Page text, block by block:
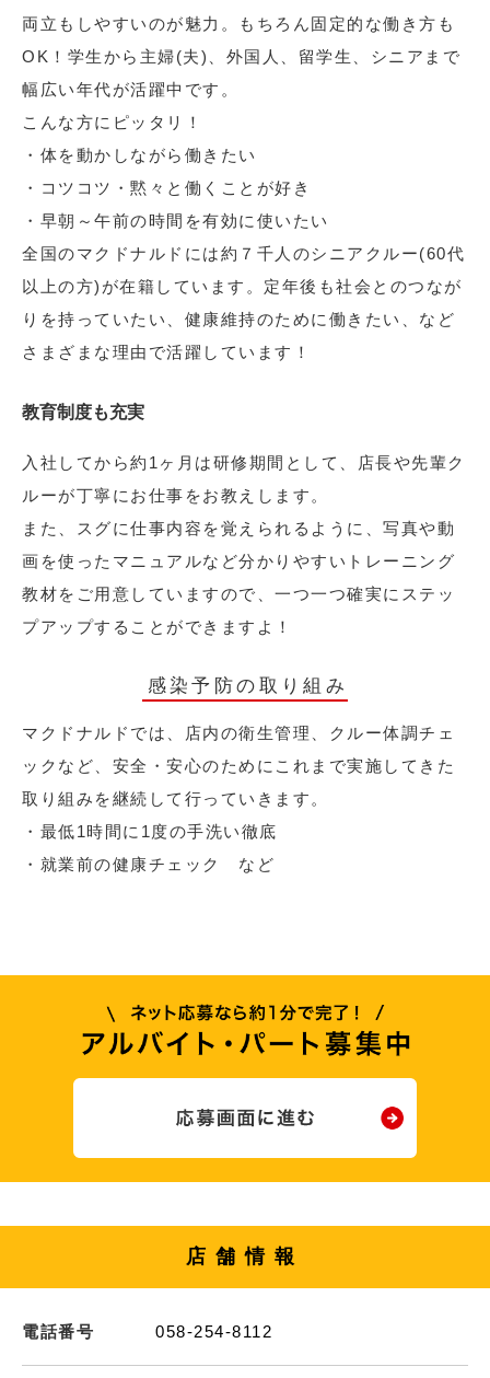
両立もしやすいのが魅力。もちろん固定的な働き方も
OK！学生から主婦(夫)、外国人、留学生、シニアまで
幅広い年代が活躍中です。
こんな方にピッタリ！
・体を動かしながら働きたい
・コツコツ・黙々と働くことが好き
・早朝～午前の時間を有効に使いたい
全国のマクドナルドには約７千人のシニアクルー(60代
以上の方)が在籍しています。定年後も社会とのつなが
りを持っていたい、健康維持のために働きたい、など
さまざまな理由で活躍しています！
教育制度も充実
入社してから約1ヶ月は研修期間として、店長や先輩ク
ルーが丁寧にお仕事をお教えします。
また、スグに仕事内容を覚えられるように、写真や動
画を使ったマニュアルなど分かりやすいトレーニング
教材をご用意していますので、一つ一つ確実にステッ
プアップすることができますよ！
感染予防の取り組み
マクドナルドでは、店内の衛生管理、クルー体調チェ
ックなど、安全・安心のためにこれまで実施してきた
取り組みを継続して行っていきます。
・最低1時間に1度の手洗い徹底
・就業前の健康チェック など
店舗情報
電話番号 058-254-8112